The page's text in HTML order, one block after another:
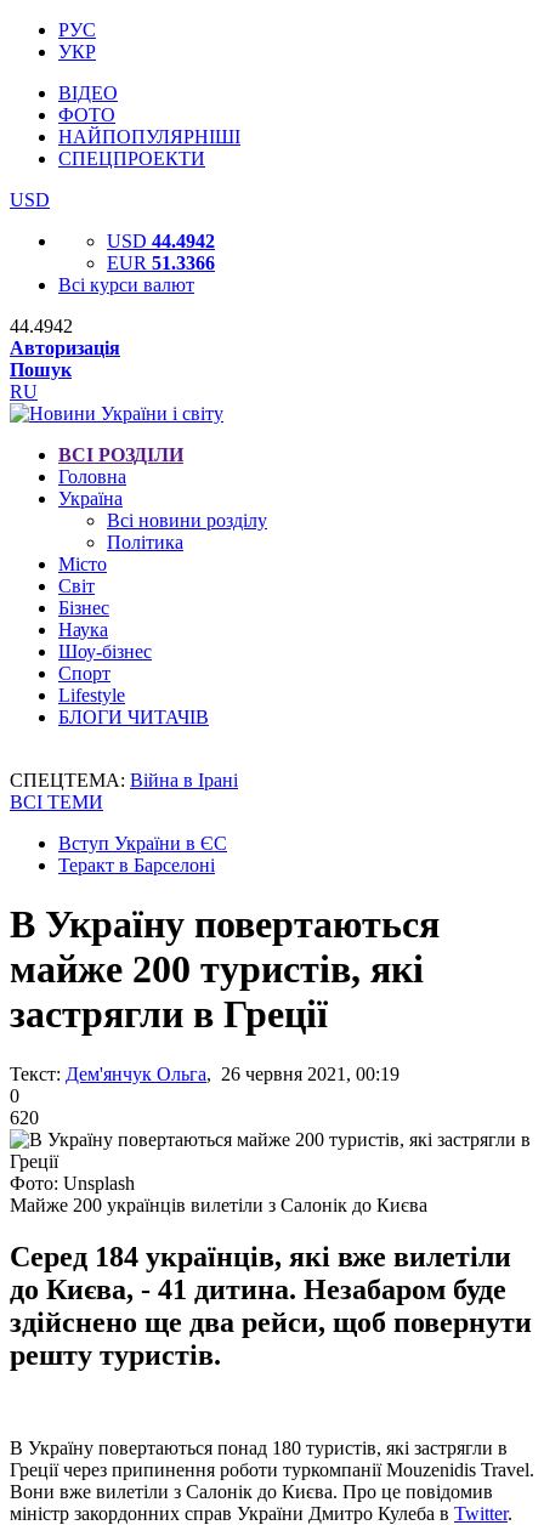
РУС
УКР
ВІДЕО
ФОТО
НАЙПОПУЛЯРНІШІ
СПЕЦПРОЕКТИ
USD
USD 44.4942
EUR 51.3366
Всі курси валют
44.4942
Авторизація
Пошук
RU
ВСІ РОЗДІЛИ
Головна
Україна
Всі новини розділу
Політика
Місто
Світ
Бізнес
Наука
Шоу-бізнес
Спорт
Lifestyle
БЛОГИ ЧИТАЧІВ
СПЕЦТЕМА: Війна в Ірані
ВСІ ТЕМИ
Вступ України в ЄС
Теракт в Барселоні
В Україну повертаються
майже 200 туристів, які
застрягли в Греції
Текст: Дем'янчук Ольга, 26 червня 2021, 00:19
0
620
Фото: Unsplash
Майже 200 українців вилетіли з Салонік до Києва
Серед 184 українців, які вже вилетіли
до Києва, - 41 дитина. Незабаром буде
здійснено ще два рейси, щоб повернути
решту туристів.
В Україну повертаються понад 180 туристів, які застрягли в
Греції через припинення роботи туркомпанії Mouzenidis Travel.
Вони вже вилетіли з Салонік до Києва. Про це повідомив
міністр закордонних справ України Дмитро Кулеба в Twitter.